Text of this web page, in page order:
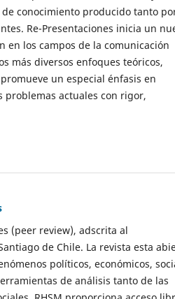
conocimiento producido tanto
Re-Presentaciones inicia un
en los campos de la comunicación
más diversos enfoques teóricos,
un especial énfasis en
problemas actuales con rigor,
(peer review), adscrita al
de Chile. La revista esta
políticos, económicos,
de análisis tanto de las